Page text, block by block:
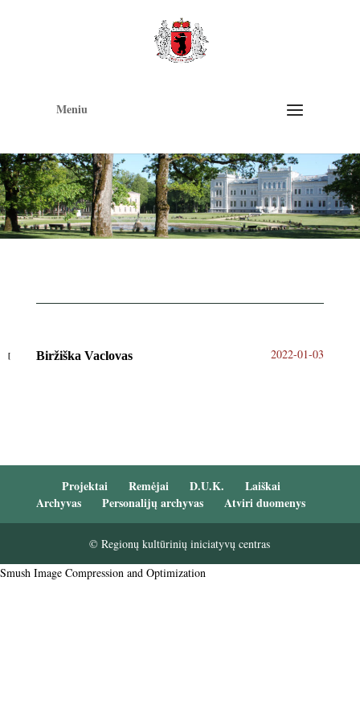
Meniu
Biržiška Vaclovas 2022-01-03
Projektai Remėjai D.U.K.
Laiškai
Archyvas
Personalijų archyvas Atviri duomenys
© Regionų kultūrinių iniciatyvų centras
Smush Image Compression and Optimization